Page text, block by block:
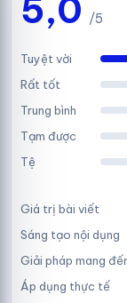
5,0 /5
Tuyệt vời
Rất tốt
Trung bình
Tạm được
Tệ
Giá trị bài viết
Sáng tạo nội dụng
Giải pháp mang
Áp dụng thực tế